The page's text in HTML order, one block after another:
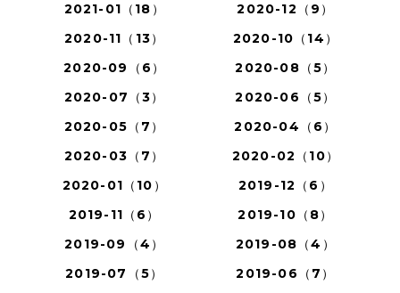
2021-01（18）
2020-12（9）
2020-11（13）
2020-10（14）
2020-09（6）
2020-08（5）
2020-07（3）
2020-06（5）
2020-05（7）
2020-04（6）
2020-03（7）
2020-02（10）
2020-01（10）
2019-12（6）
2019-11（6）
2019-10（8）
2019-09（4）
2019-08（4）
2019-07（5）
2019-06（7）